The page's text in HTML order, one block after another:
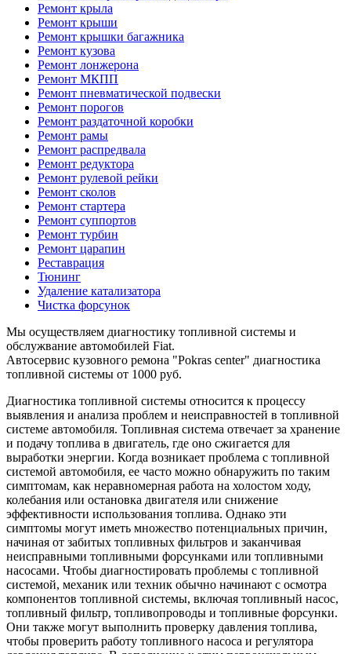
Ремонт крыла
Ремонт крыши
Ремонт крышки багажника
Ремонт кузова
Ремонт лонжерона
Ремонт МКПП
Ремонт пневматической подвески
Ремонт порогов
Ремонт раздаточной коробки
Ремонт рамы
Ремонт распредвала
Ремонт редуктора
Ремонт рулевой рейки
Ремонт сколов
Ремонт стартера
Ремонт суппортов
Ремонт турбин
Ремонт царапин
Реставрация
Тюнинг
Удаление катализатора
Чистка форсунок
Мы осуществляем диагностику топливной системы и
обслужвание автомобилей Fiat.
Автосервис кузовного ремона "Pokras center" диагностика
топливной системы от 1000 руб.
Диагностика топливной системы относится к процессу
выявления и анализа проблем и неисправностей в топливной
системе автомобиля. Топливная система отвечает за хранение
и подачу топлива в двигатель, где оно сжигается для
выработки энергии. Когда возникает проблема с топливной
системой автомобиля, ее часто можно обнаружить по таким
симптомам, как неравномерная работа на холостом ходу,
колебания или остановка двигателя или снижение
эффективности использования топлива. Однако эти
симптомы могут иметь множество потенциальных причин,
начиная от забитых топливных фильтров и заканчивая
неисправными топливными форсунками или топливными
насосами. Чтобы диагностировать проблемы с топливной
системой, механик или техник обычно начинают с осмотра
компонентов топливной системы, включая топливный насос,
топливный фильтр, топливопроводы и топливные форсунки.
Они также могут выполнить проверку давления топлива,
чтобы проверить работу топливного насоса и регулятора